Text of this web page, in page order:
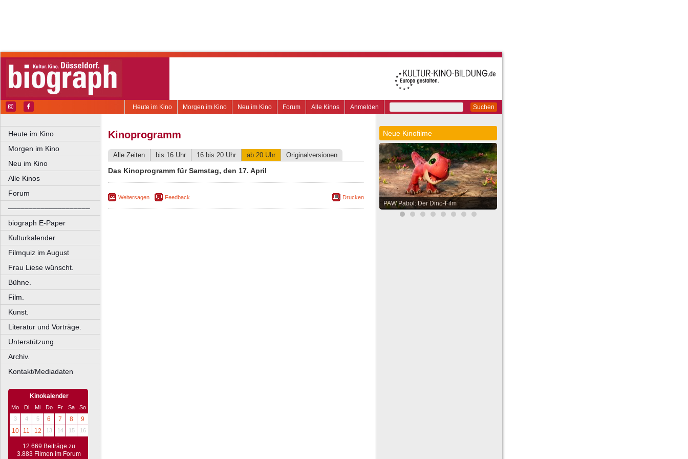
Suchen
Anmelden
Alle Kinos
Forum
Neu im Kino
Morgen im Kino
Heute im Kino
Heute im Kino
Morgen im Kino
Neu im Kino
Alle Kinos
Forum
––––––––––––––––––––
biograph E-Paper
Kulturkalender
Filmquiz im August
Frau Liese wünscht.
Bühne.
Film.
Kunst.
Literatur und Vorträge.
Unterstützung.
Archiv.
Kontakt/Mediadaten
Kinokalender
Mo Di Mi Do Fr Sa
So
3
4 5 6 7 8
9
10
11 12 13 14 15 16
12.669 Beiträge zu
3.883 Filmen im Forum
Kinoprogramm
Alle Zeiten bis 16 Uhr 16 bis 20 Uhr ab 20 Uhr Originalversionen
Das Kinoprogramm für Samstag, den 17. April
Weitersagen Feedback Drucken
Neue Kinofilme
PAW Patrol: Der Dino-Film